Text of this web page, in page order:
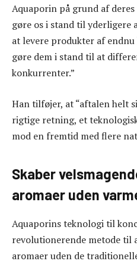
Aquaporin på grund af
gøre os i stand til yderligere
at levere produkter af
gøre dem i stand til at
konkurrenter.”
Han tilføjer, at “aftalen helt
rigtige retning, et
mod en fremtid med flere
Skaber
aromaer uden
Aquaporins teknologi til
revolutionerende metode til
aromaer uden de